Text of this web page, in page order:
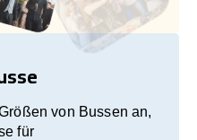
von Bussen an,
für